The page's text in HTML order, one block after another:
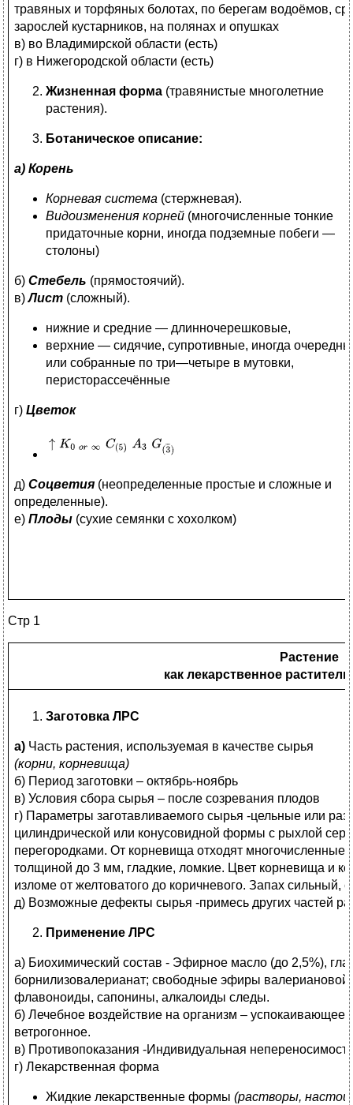
травяных и торфяных болотах, по берегам водоёмов,
зарослей кустарников, на полянах и опушках
в) во Владимирской области (есть)
г) в Нижегородской области (есть)
Жизненная форма (травянистые многолетние
растения).
Ботаническое описание:
а) Корень
Корневая система (стержневая).
Видоизменения корней (многочисленные тонкие
придаточные корни, иногда подземные побеги —
столоны)
б) Стебель (прямостоячий).
в)Лист (сложный).
нижние и средние — длинночерешковые,
верхние — сидячие, супротивные, иногда
или собранные по три—четыре в мутовки,
перисторассечённые
г) Цветок
д) Соцветия (неопределенные простые и сложные и
определенные).
е) Плоды (сухие семянки с хохолком)
Стр 1
Растение
как лекарственное
Заготовка ЛРС
а) Часть растения, используемая в качестве сырья
(корни, корневища)
б) Период заготовки – октябрь-ноябрь
в) Условия сбора сырья – после созревания плодов
г) Параметры заготавливаемого сырья -цельные или
цилиндрической или конусовидной формы с рыхлой
перегородками. От корневища отходят многочисленные
толщиной до 3 мм, гладкие, ломкие. Цвет корневища и
изломе от желтоватого до коричневого. Запах
д) Возможные дефекты сырья -примесь других частей
Применение ЛРС
а) Биохимический состав - Эфирное масло (до 2,5%),
борнилизовалерианат; свободные эфиры валериановой
флавоноиды, сапонины, алкалоиды следы.
б) Лечебное воздействие на организм – успокаивающее,
ветрогонное.
в) Противопоказания -Индивидуальная
г) Лекарственная форма
Жидкие лекарственные формы (растворы,